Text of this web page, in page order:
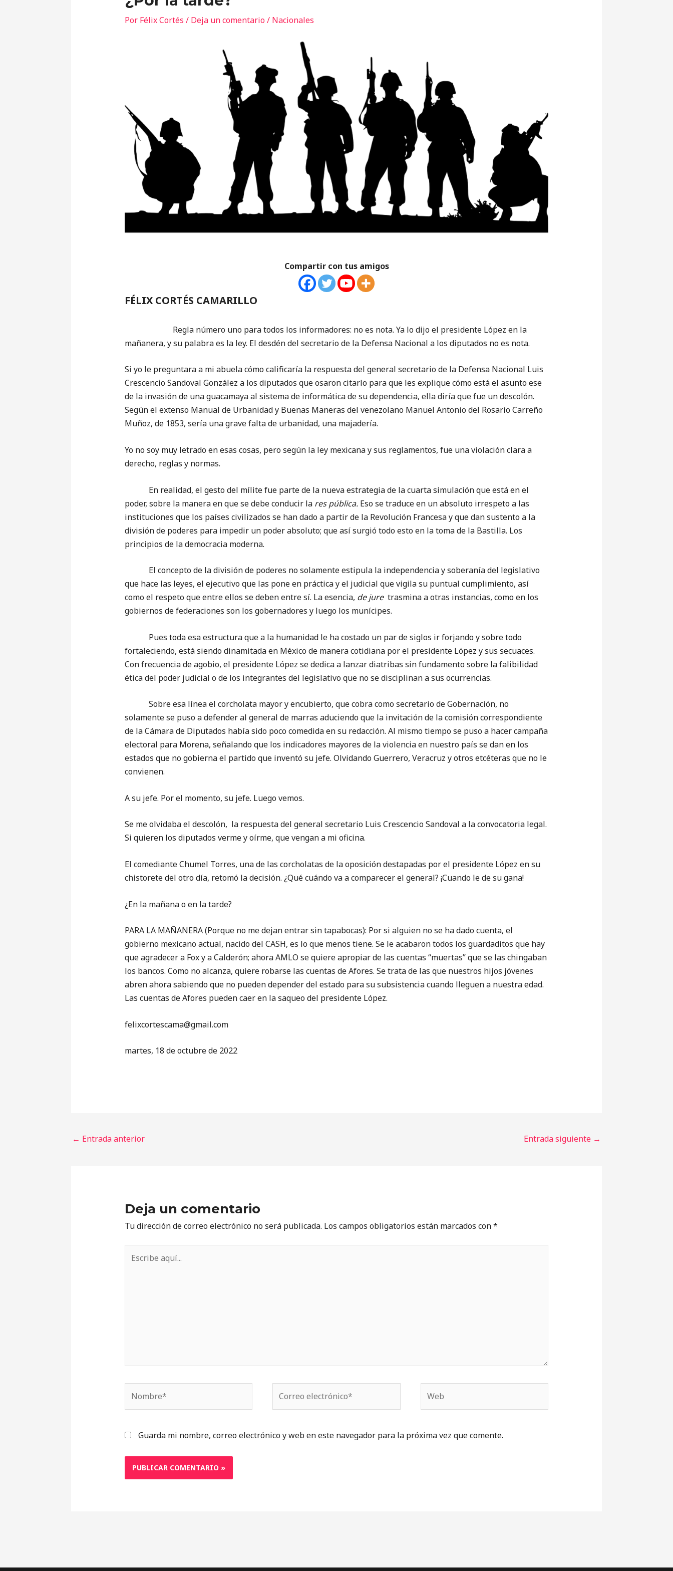
Por Félix Cortés / Deja un comentario/ Nacionales
Compartir con tus amigos
FÉLIX CORTÉS CAMARILLO
Regla número uno para todos los informadores: no es nota. Ya lo dijo el presidente López en la
mañanera, y su palabra es la ley. El desdén del secretario de la Defensa Nacional a los diputados no es nota.
Si yo le preguntara a mi abuela cómo calificaría la respuesta del general secretario de la Defensa Nacional Luis
Crescencio Sandoval González a los diputados que osaron citarlo para que les explique cómo está el asunto ese
de la invasión de una guacamaya al sistema de informática de su dependencia, ella diría que fue un descolón.
Según el extenso Manual de Urbanidad y Buenas Maneras del venezolano Manuel Antonio del Rosario Carreño
Muñoz, de 1853, sería una grave falta de urbanidad, una majadería.
Yo no soy muy letrado en esas cosas, pero según la ley mexicana y sus reglamentos, fue una violación clara a
derecho, reglas y normas.
En realidad, el gesto del mílite fue parte de la nueva estrategia de la cuarta simulación que está en el
poder, sobre la manera en que se debe conducir la res pública.Eso se traduce en un absoluto irrespeto a las
instituciones que los países civilizados se han dado a partir de la Revolución Francesa y que dan sustento a la
división de poderes para impedir un poder absoluto; que así surgió todo esto en la toma de la Bastilla. Los
principios de la democracia moderna.
El concepto de la división de poderes no solamente estipula la independencia y soberanía del legislativo
que hace las leyes, el ejecutivo que las pone en práctica y el judicial que vigila su puntual cumplimiento, así
como el respeto que entre ellos se deben entre sí. La esencia, de juretrasmina a otras instancias, como en los
gobiernos de federaciones son los gobernadores y luego los munícipes.
Pues toda esa estructura que a la humanidad le ha costado un par de siglos ir forjando y sobre todo
fortaleciendo, está siendo dinamitada en México de manera cotidiana por el presidente López y sus secuaces.
Con frecuencia de agobio, el presidente López se dedica a lanzar diatribas sin fundamento sobre la falibilidad
ética del poder judicial o de los integrantes del legislativo que no se disciplinan a sus ocurrencias.
Sobre esa línea el corcholata mayor y encubierto, que cobra como secretario de Gobernación, no
solamente se puso a defender al general de marras aduciendo que la invitación de la comisión correspondiente
de la Cámara de Diputados había sido poco comedida en su redacción. Al mismo tiempo se puso a hacer campaña
electoral para Morena, señalando que los indicadores mayores de la violencia en nuestro país se dan en los
estados que no gobierna el partido que inventó su jefe. Olvidando Guerrero, Veracruz y otros etcéteras que no le
convienen.
A su jefe. Por el momento, su jefe. Luego vemos.
Se me olvidaba el descolón, la respuesta del general secretario Luis Crescencio Sandoval a la convocatoria legal.
Si quieren los diputados verme y oírme, que vengan a mi oficina.
El comediante Chumel Torres, una de las corcholatas de la oposición destapadas por el presidente López en su
chistorete del otro día, retomó la decisión. ¿Qué cuándo va a comparecer el general? ¡Cuando le de su gana!
¿En la mañana o en la tarde?
PARA LA MAÑANERA (Porque no me dejan entrar sin tapabocas): Por si alguien no se ha dado cuenta, el
gobierno mexicano actual, nacido del CASH, es lo que menos tiene. Se le acabaron todos los guardaditos que hay
que agradecer a Fox y a Calderón; ahora AMLO se quiere apropiar de las cuentas “muertas” que se las chingaban
los bancos. Como no alcanza, quiere robarse las cuentas de Afores. Se trata de las que nuestros hijos jóvenes
abren ahora sabiendo que no pueden depender del estado para su subsistencia cuando lleguen a nuestra edad.
Las cuentas de Afores pueden caer en la saqueo del presidente López.
‎felixcortescama@gmail.com
martes, 18 de octubre de 2022
← Entrada anterior Entrada siguiente →
Deja un comentario
Tu dirección de correo electrónico no será publicada. Los campos obligatorios están marcados con*
aquí...
electrónico*
Guarda mi nombre, correo electrónico y web en este navegador para la próxima vez que comente.